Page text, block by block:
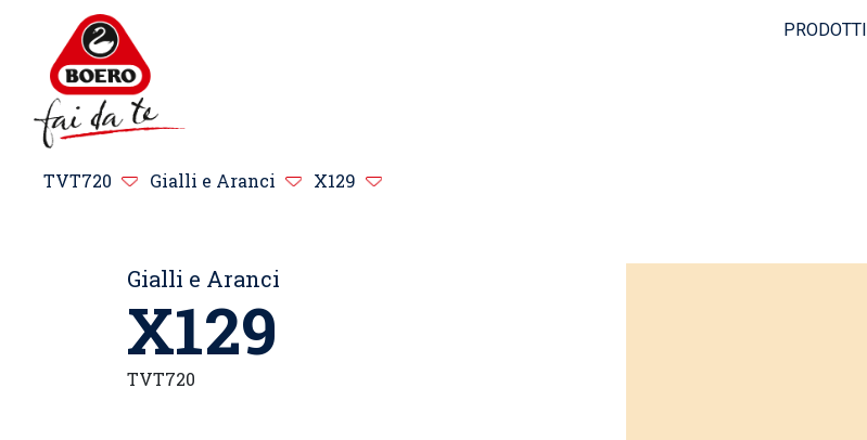
PRODOTTI
TVT720 Gialli e Aranci X129
Gialli e Aranci
X129
TVT720